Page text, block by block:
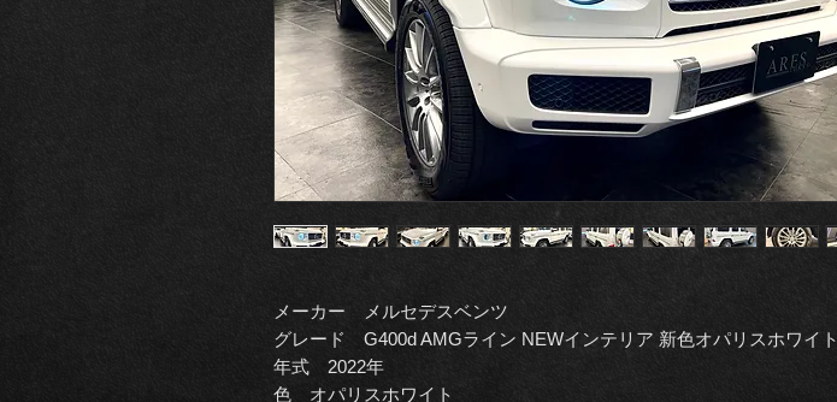
メーカー メルセデスベンツ
グレード G400d AMGライン NEWインテリア 新色オパリスホワイト
年式 2022年
色 オパリスホワイト